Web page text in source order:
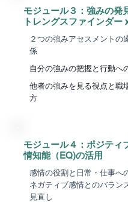
モジュール３：強みの発
トレングスファインダー
２つの強みアセスメントの
係
自分の強みの把握と行動へ
他者の強みを見る視点と職
方
モジュール４：ポジティ
情知能（EQ)の活用
感情の役割と日常・仕事へ
ネガティブ感情とのバラン
見直し